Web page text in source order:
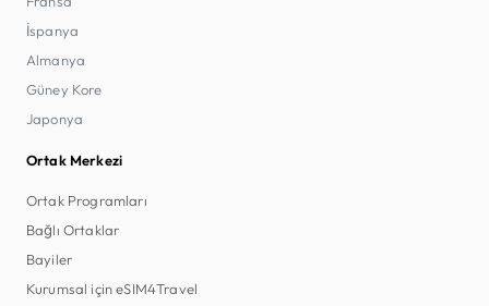
İspanya
Almanya
Güney Kore
Japonya
Ortak Merkezi
Ortak Programları
Bağlı Ortaklar
Bayiler
Kurumsal için eSIM4Travel